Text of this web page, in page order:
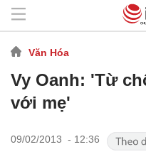
Văn Hóa
Vy Oanh: 'Từ
với mẹ'
09/02/2013 - 12:36